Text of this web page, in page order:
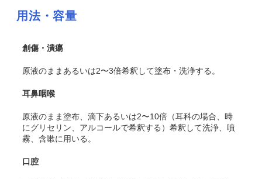
用法・容量
創傷・潰瘍
原液のままあるいは2〜3倍希釈して塗布・洗浄する。
耳鼻咽喉
原液のまま塗布、滴下あるいは2〜10倍（耳科の場合、時
にグリセリン、アルコールで希釈する）希釈して洗浄、噴
霧、含嗽に用いる。
口腔